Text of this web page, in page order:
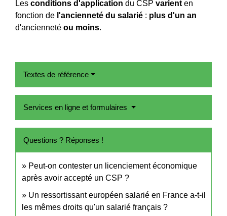
Les conditions d'application du CSP varient en
fonction de l'ancienneté du salarié : plus d'un an
d'ancienneté ou moins.
Textes de référence
Services en ligne et formulaires
Questions ? Réponses !
Peut-on contester un licenciement économique
après avoir accepté un CSP ?
Un ressortissant européen salarié en France a-t-il
les mêmes droits qu'un salarié français ?